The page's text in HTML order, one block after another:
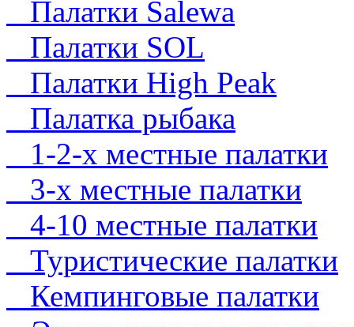
Палатки Salewa
Палатки SOL
Палатки High Peak
Палатка рыбака
1-2-х местные палатки
3-х местные палатки
4-10 местные палатки
Туристические палатки
Кемпинговые палатки